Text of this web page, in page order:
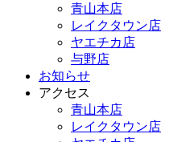
青山本店
レイクタウン店
ヤエチカ店
与野店
お知らせ
アクセス
青山本店
レイクタウン店